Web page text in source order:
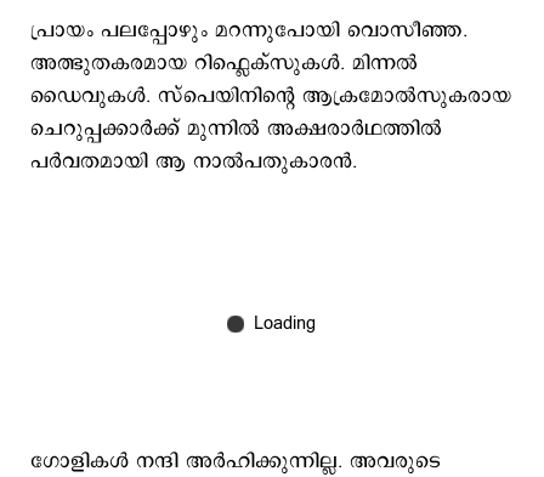
പ്രായം പലപ്പോഴും മറന്നുപോയി വൊസീഞ്ഞ.
അത്ഭുതകരമായ റിഫ്ലെക്സുകള്‍. മിന്നല്‍
ഡൈവുകള്‍. സ്പെയിനിന്‍റെ ആക്രമോല്‍സുകരായ
ചെറുപ്പക്കാര്‍ക്ക് മുന്നില്‍ അക്ഷരാര്‍ഥത്തില്‍
പര്‍വതമായി ആ നാല്‍പതുകാരന്‍.
ഗോളികള്‍ നന്ദി അര്‍ഹിക്കുന്നില്ല. അവരുടെ